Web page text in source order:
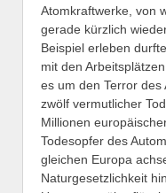
Atomkraftwerke, von
gerade kürzlich
Beispiel erleben
mit den
es um den Terror des
zwölf vermutlicher
Millionen
Todesopfer des
gleichen Europa
Naturgesetzlichkeit